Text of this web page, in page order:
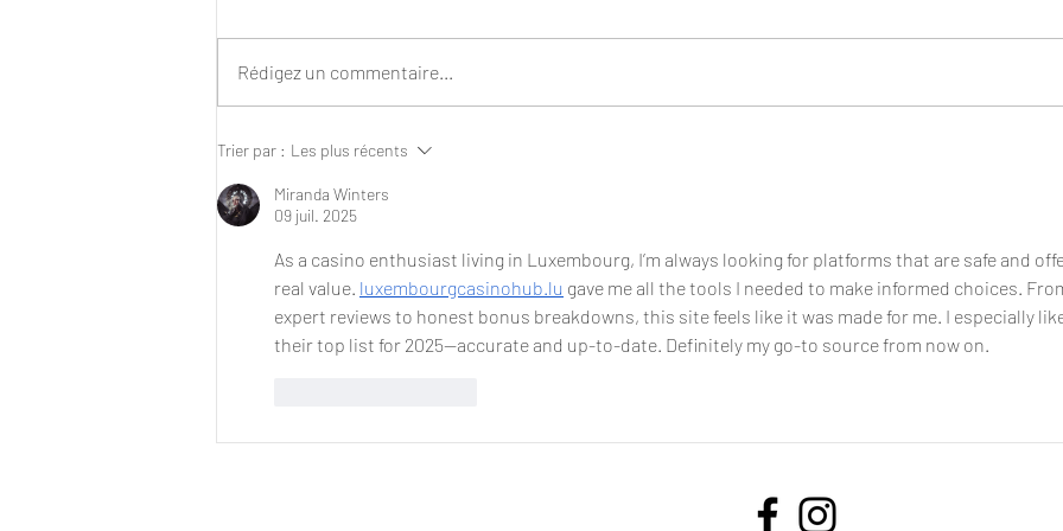
Ban on conversion practices in the
Les
Rédigez un commentaire...
Trier par : Les plus récents
Miranda Winters
09 juil. 2025
As a casino enthusiast living in Luxembourg, I’m always looking for platforms that are safe and
real value. luxembourgcasinohub.lu gave me all the tools I needed to make informed choices.
expert reviews to honest bonus breakdowns, this site feels like it was made for me. I especially
their top list for 2025—accurate and up-to-date. Definitely my go-to source from now on.